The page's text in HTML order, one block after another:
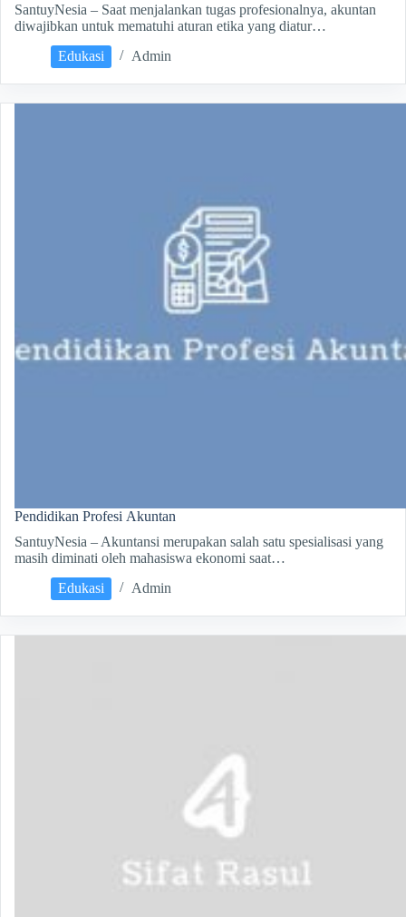
SantuyNesia – Saat menjalankan tugas profesionalnya, akuntan
diwajibkan untuk mematuhi aturan etika yang diatur…
Edukasi
Admin
Pendidikan Profesi Akuntan
SantuyNesia – Akuntansi merupakan salah satu spesialisasi yang
masih diminati oleh mahasiswa ekonomi saat…
Edukasi
Admin